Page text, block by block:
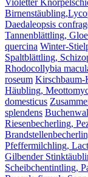
Violetter
Daedaleopsis
Tannenblättling,
quercina Winter-
Spaltblättling,
Rhodocollybia
roseum Kirschbaum-
Häubling,
domesticus
splendens
Riesenbecherling,
Pfeffermilchling,
Gilbender
Scheibchentintling,